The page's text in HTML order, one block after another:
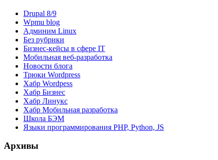
Drupal 8/9
Wpmu blog
Админим Linux
Без рубрики
Бизнес-кейсы в сфере IT
Мобильная веб-разработка
Новости блога
Трюки Wordpress
Хабр Wordpess
Хабр Бизнес
Хабр Линукс
Хабр Мобильная разработка
Школа БЭМ
Языки программирования PHP, Python, JS
Архивы